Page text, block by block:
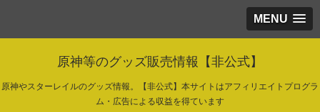
MENU
原神等のグッズ販売情報【非公式】
原神やスターレイルのグッズ情報。【非公式】本サイトはアフィリエイトプログラ
ム・広告による収益を得ています